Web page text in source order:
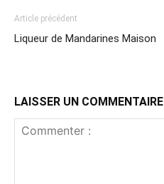
Article précédent
Liqueur de Mandarines Maison
LAISSER UN COMMENTAIRE